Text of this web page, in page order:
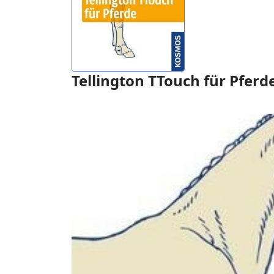
Tellington TTouch für